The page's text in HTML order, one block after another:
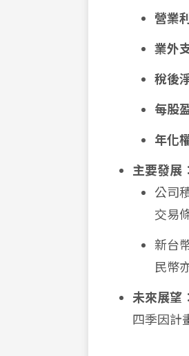
營業
業外
稅後
每股
年化
主要發展 ：
公司
交易
新台
民幣
未來展望
四季因計